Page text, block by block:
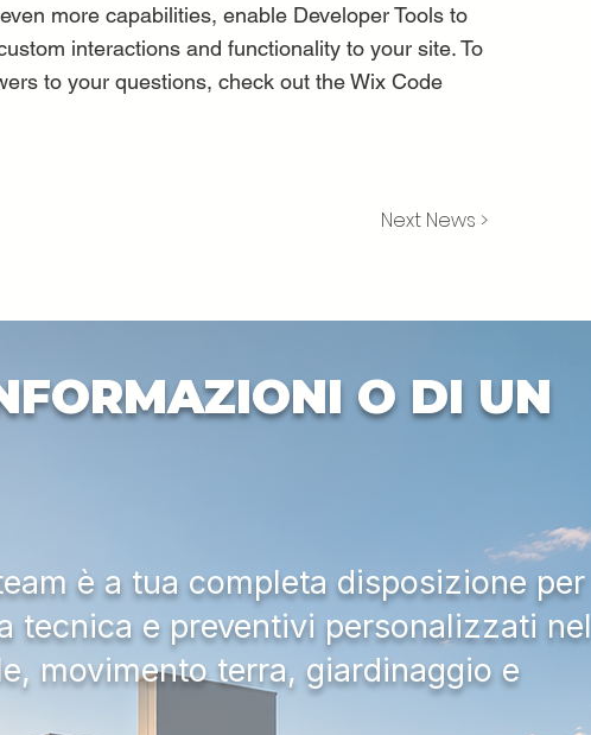
more capabilities, enable Developer Tools to
interactions and functionality to your site. To
to your questions, check out the Wix Code
Next News >
O DI UN
è a tua completa disposizione per
tecnica e preventivi personalizzati nel
movimento terra, giardinaggio e